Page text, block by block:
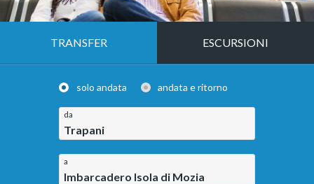
TRANSFER ESCURSIONI
solo andata andata e ritorno
da
Trapani
a
Imbarcadero Isola di Mozia